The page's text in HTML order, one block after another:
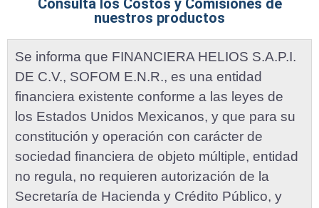
Consulta los Costos y Comisiones de
nuestros productos
Se informa que FINANCIERA HELIOS S.A.P.I.
DE C.V., SOFOM E.N.R., es una entidad
financiera existente conforme a las leyes de
los Estados Unidos Mexicanos, y que para su
constitución y operación con carácter de
sociedad financiera de objeto múltiple, entidad
no regula, no requieren autorización de la
Secretaría de Hacienda y Crédito Público, y